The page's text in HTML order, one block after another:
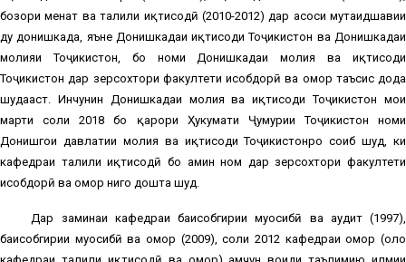
бозори меҳнат ва таҳлили иқтисодӣ (2010-2012) дар асоси мутаҳидшавии
ду донишкада, яъне Донишкадаи иқтисоди Тоҷикистон ва Донишкадаи
молияи Тоҷикистон, бо номи Донишкадаи молия ва иқтисоди
Тоҷикистон дар зерсохтори факултети ҳисобдорӣ ва омор таъсис дода
шудааст. Инчунин Донишкадаи молия ва иқтисоди Тоҷикистон моҳи
марти соли 2018 бо қарори Ҳукумати Ҷумҳурии Тоҷикистон номи
Донишгоҳи давлатии молия ва иқтисоди Тоҷикистонро соҳиб шуд, ки
кафедраи таҳлили иқтисодӣ бо ҳамин ном дар зерсохтори факултети
ҳисобдорӣ ва омор нигоҳ дошта шуд.
Дар заминаи кафедраи баҳисобгирии муҳосибӣ ва аудит (1997),
баҳисобгирии муҳосибӣ ва омор (2009), соли 2012 кафедраи омор (ҳоло